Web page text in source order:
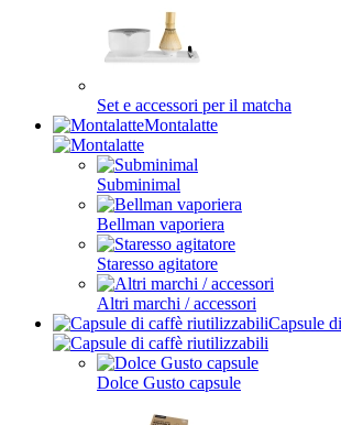
Set e accessori per il matcha
Montalatte
Subminimal
Bellman vaporiera
Staresso agitatore
Altri marchi / accessori
Capsule
Dolce Gusto capsule